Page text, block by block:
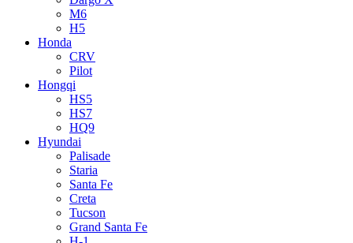
M6
H5
Honda
CRV
Pilot
Hongqi
HS5
HS7
HQ9
Hyundai
Palisade
Staria
Santa Fe
Creta
Tucson
Grand Santa Fe